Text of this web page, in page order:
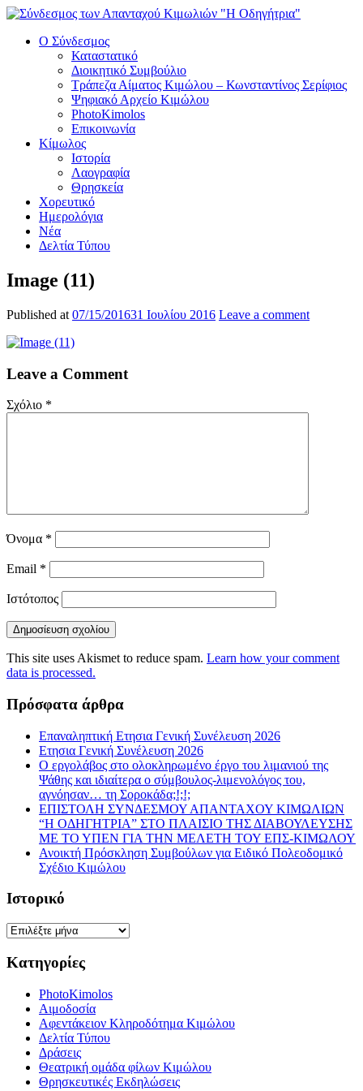
Ο Σύνδεσμος
Καταστατικό
Διοικητικό Συμβούλιο
Τράπεζα Αίματος Κιμώλου – Κωνσταντίνος Σερίφιος
Ψηφιακό Αρχείο Κιμώλου
PhotoKimolos
Επικοινωνία
Κίμωλος
Ιστορία
Λαογραφία
Θρησκεία
Χορευτικό
Ημερολόγια
Νέα
Δελτία Τύπου
Image (11)
Published at 07/15/201631 Ιουλίου 2016 Leave a comment
Leave a Comment
Σχόλιο *
Όνομα *
Email *
Ιστότοπος
This site uses Akismet to reduce spam. Learn how your comment
data is processed.
Πρόσφατα άρθρα
Επαναληπτική Ετησια Γενική Συνέλευση 2026
Ετησια Γενική Συνέλευση 2026
Ο εργολάβος στο ολοκληρωμένο έργο του λιμανιού της
Ψάθης και ιδιαίτερα ο σύμβουλος-λιμενολόγος του,
αγνόησαν… τη Σοροκάδα;!;!;
ΕΠΙΣΤΟΛΗ ΣΥΝΔΕΣΜΟΥ ΑΠΑΝΤΑΧΟΥ ΚΙΜΩΛΙΩΝ
“Η ΟΔΗΓΗΤΡΙΑ” ΣΤΟ ΠΛΑΙΣΙΟ ΤΗΣ ΔΙΑΒΟΥΛΕΥΣΗΣ
ΜΕ ΤΟ ΥΠΕΝ ΓΙΑ ΤΗΝ ΜΕΛΕΤΗ ΤΟΥ ΕΠΣ-ΚΙΜΩΛΟΥ
Ανοικτή Πρόσκληση Συμβούλων για Ειδικό Πολεοδομικό
Σχέδιο Κιμώλου
Ιστορικό
Ιστορικό
Κατηγορίες
PhotoKimolos
Αιμοδοσία
Αφεντάκειον Κληροδότημα Κιμώλου
Δελτία Τύπου
Δράσεις
Θεατρική ομάδα φίλων Κιμώλου
Θρησκευτικές Εκδηλώσεις